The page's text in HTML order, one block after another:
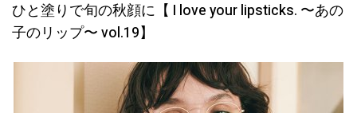
ひと塗りで旬の秋顔に【 I love your lipsticks. 〜あの
子のリップ〜 vol.19】